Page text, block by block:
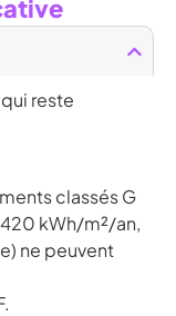
reste
classés G
kWh/m²/an,
ne peuvent